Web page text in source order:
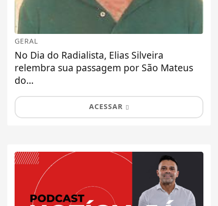
GERAL
No Dia do Radialista, Elias Silveira
relembra sua passagem por São Mateus
do...
ACESSAR